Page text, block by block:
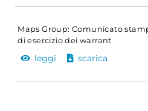
Maps Group: Comunicato
di esercizio dei warrant
leggi scarica